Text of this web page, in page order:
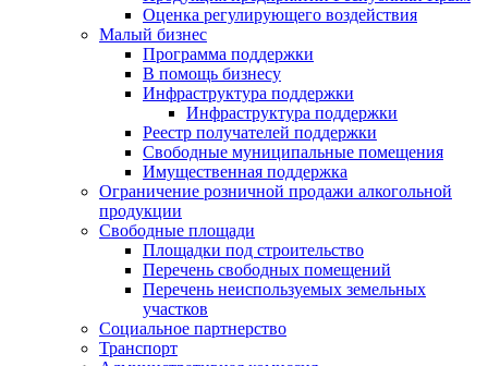
Оценка регулирующего воздействия
Малый бизнес
Программа поддержки
В помощь бизнесу
Инфраструктура поддержки
Инфраструктура поддержки
Реестр получателей поддержки
Свободные муниципальные помещения
Имущественная поддержка
Ограничение розничной продажи алкогольной
продукции
Свободные площади
Площадки под строительство
Перечень свободных помещений
Перечень неиспользуемых земельных
участков
Социальное партнерство
Транспорт